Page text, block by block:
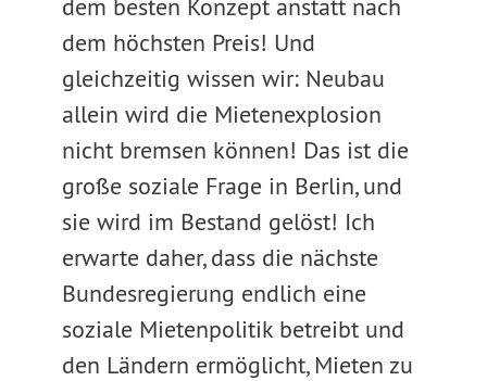
dem besten Konzept anstatt nach
dem höchsten Preis! Und
gleichzeitig wissen wir: Neubau
allein wird die Mietenexplosion
nicht bremsen können! Das ist die
große soziale Frage in Berlin, und
sie wird im Bestand gelöst! Ich
erwarte daher, dass die nächste
Bundesregierung endlich eine
soziale Mietenpolitik betreibt und
den Ländern ermöglicht, Mieten zu